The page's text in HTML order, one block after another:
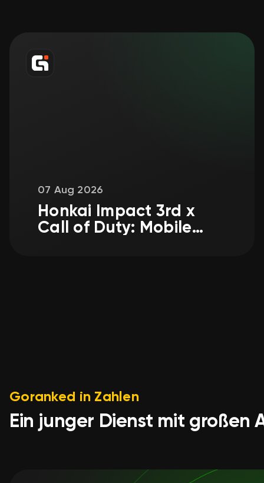
07 Aug 2026
Honkai Impact 3rd x
Call of Duty: Mobile
Goranked in Zahlen
Ein junger Dienst mit großen